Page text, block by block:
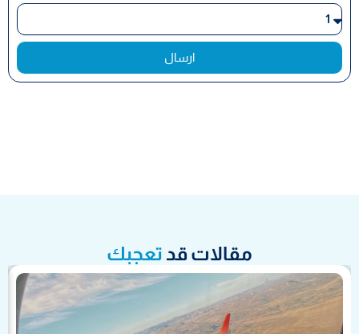
ارسال
مقالات قد تعجبك